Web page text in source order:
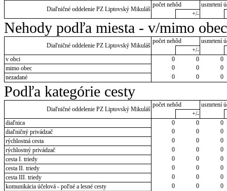
Diaľničné oddelenie PZ Liptovský Mikuláš
počet nehôd
usmrtení
+/-
Nehody podľa miesta - v/mimo obec
Diaľničné oddelenie PZ Liptovský Mikuláš
počet nehôd
usmrtení
+/-
v obci
0 0
0
mimo obec
0 0
0
nezadané
0 0 0
Podľa kategórie cesty
Diaľničné oddelenie PZ Liptovský Mikuláš
počet nehôd
usmrtení
+/-
diaľnica
0 0
0
diaľničný privádzač
0 0
0
rýchlostná cesta
0 0
0
rýchlostný privádzač
0 0
0
cesta I. triedy
0 0
0
cesta II. triedy
0 0
0
cesta III. triedy
0 0
0
komunikácia účelová - poľné a lesné cesty
0 0
0